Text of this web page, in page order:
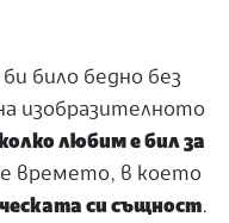
било бедно без
изобразителното
колко любим е бил за
е времето, в което
си същност.